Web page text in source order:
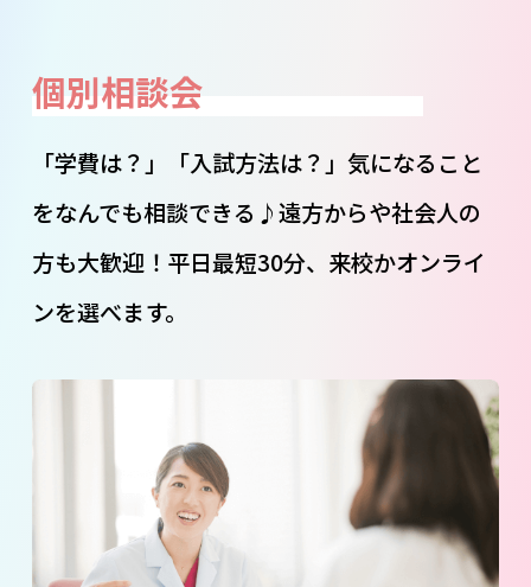
個別相談会
「学費は？」「入試方法は？」気になること
をなんでも相談できる♪遠方からや社会人の
方も大歓迎！平日最短30分、来校かオンライ
ンを選べます。